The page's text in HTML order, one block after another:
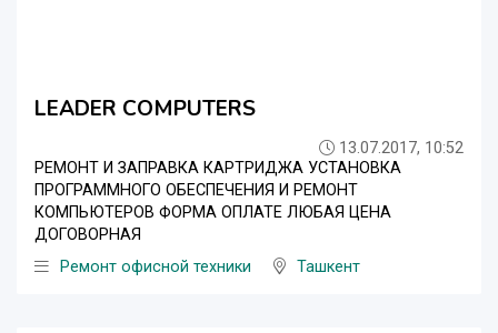
LEADER COMPUTERS
13.07.2017, 10:52
РЕМОНТ И ЗАПРАВКА КАРТРИДЖА УСТАНОВКА
ПРОГРАММНОГО ОБЕСПЕЧЕНИЯ И РЕМОНТ
КОМПЬЮТЕРОВ ФОРМА ОПЛАТЕ ЛЮБАЯ ЦЕНА
ДОГОВОРНАЯ
Ремонт офисной техники
Ташкент